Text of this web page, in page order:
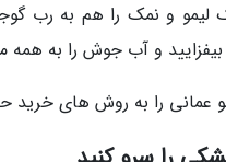
پرک لیمو و نمک را هم به
و آب جوش را به همه
عمانی را به روش های خرید